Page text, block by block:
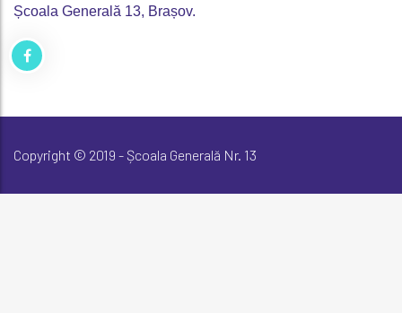
Școala Generală 13, Brașov.
Copyright © 2019 - Școala Generală Nr. 13